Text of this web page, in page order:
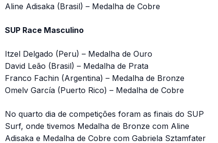
Aline Adisaka (Brasil) – Medalha de Cobre
SUP Race Masculino
Itzel Delgado (Peru) – Medalha de Ouro
David Leão (Brasil) – Medalha de Prata
Franco Fachin (Argentina) – Medalha de Bronze
Omelv García (Puerto Rico) – Medalha de Cobre
No quarto dia de competições foram as finais do SUP
Surf, onde tivemos Medalha de Bronze com Aline
Adisaka e Medalha de Cobre com Gabriela Sztamfater